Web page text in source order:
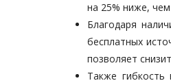
на 25% ниже,
Благодаря
бесплатных
позволяет
Также гибкость